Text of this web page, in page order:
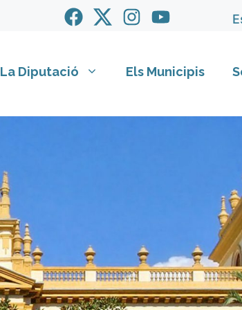
La Diputació Els Municipis